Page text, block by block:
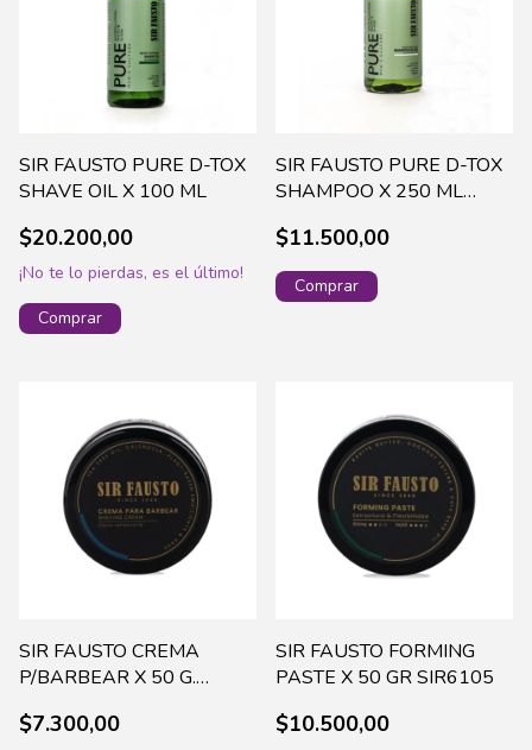
SIR FAUSTO PURE D-TOX
SHAVE OIL X 100 ML
$20.200,00
¡No te lo pierdas, es el último!
SIR FAUSTO PURE D-TOX
SHAMPOO X 250 ML
$11.500,00
SIR FAUSTO CREMA
P/BARBEAR X 50 G.
$7.300,00
SIR FAUSTO FORMING
PASTE X 50 GR SIR6105
$10.500,00